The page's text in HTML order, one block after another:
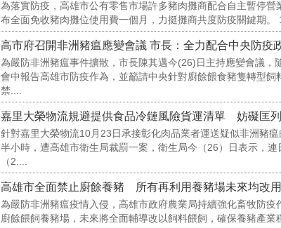
為落實防疫，高雄市公有零售市場許多豬肉攤商配合自主暫停
布全面免收豬肉攤位使用費一個月，力挺攤商共度防疫關鍵期。
為嚴防非洲豬瘟事件擴散，市長陳其邁今(26)日主持應變會議
會中報告高雄市防疫作為，並籲請中央針對廚餘餵食豬隻轉型
禁....
針對嘉里大榮物流10月23日承接彰化肉品業者運送疑似非洲豬
半小時，遭高雄市衛生局裁罰一案，衛生局今（26）日表示，
（2....
高雄市全面禁止廚餘養豬 所有再利用養豬場未來均改
為嚴防非洲豬瘟疫情入侵，高雄市政府農業局持續強化畜牧防
廚餘餵飼養豬場，未來將全面輔導改以飼料餵飼，確保養豬產業